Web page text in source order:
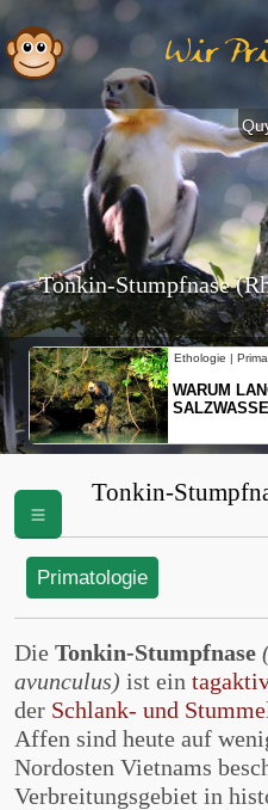
Wir
Tonkin-Stumpfnase
Ethologie |
NEUES
Tonkin-
Primatologie
Die Tonkin-Stumpfnase
avunculus) ist ein
der Schlank- und
Affen sind heute auf
Nordosten Vietnams
Verbreitungsgebiet in